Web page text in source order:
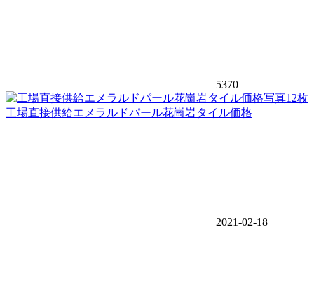
5370
写真12枚
工場直接供給エメラルドパール花崗岩タイル価格
2021-02-18